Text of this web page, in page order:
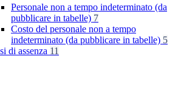
Personale non a tempo indeterminato (da
pubblicare in tabelle) 7
Costo del personale non a tempo
indeterminato (da pubblicare in tabelle) 5
di assenza 11